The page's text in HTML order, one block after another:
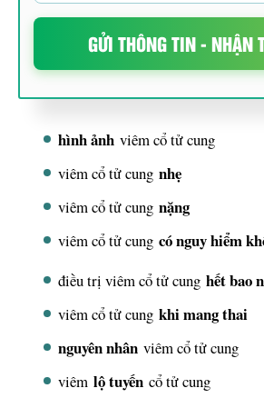
GỬI THÔNG TIN - NHẬN
hình ảnh viêm cổ tử cung
viêm cổ tử cungnhẹ
viêm cổ tử cungnặng
viêm cổ tử cungcó nguy hiểm
điều trị viêm cổ tử cunghết bao
viêm cổ tử cungkhi mang thai
nguyên nhân viêm cổ tử cung
viêmlộ tuyến cổ tử cung